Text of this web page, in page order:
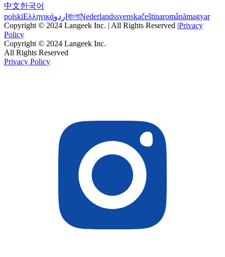
中文한국어
polskiΕλληνικάاردو বাংলাNederlandssvenskačeštinaromânămagyar
Copyright © 2024 Langeek Inc. | All Rights Reserved |Privacy
Policy
Copyright © 2024 Langeek Inc.
All Rights Reserved
Privacy Policy